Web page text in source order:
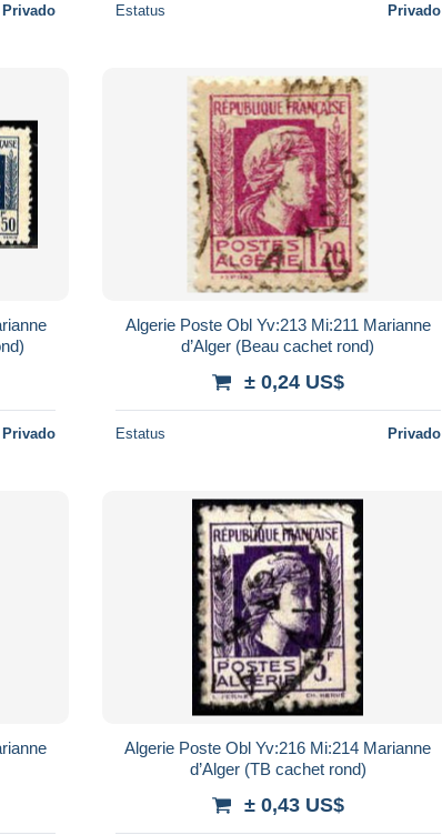
Privado Estatus Privado
Privado
Algerie Poste Obl Yv:213 Mi:211 Marianne
d’Alger (Beau cachet rond)
± 0,24 US$
Estatus Privado
Algerie Poste Obl Yv:216 Mi:214 Marianne
d’Alger (TB cachet rond)
± 0,43 US$